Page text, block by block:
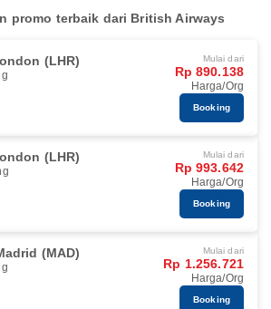
promo terbaik dari British Airways
(LHR) Mulai dari
Rp 890.138
Harga/Org
Booking
(LHR) Mulai dari
Rp 993.642
Harga/Org
Booking
(MAD) Mulai dari
Rp 1.256.721
Harga/Org
Booking